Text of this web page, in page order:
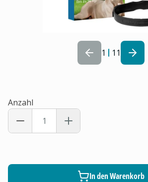
1 11
Anzahl
In den Warenkorb